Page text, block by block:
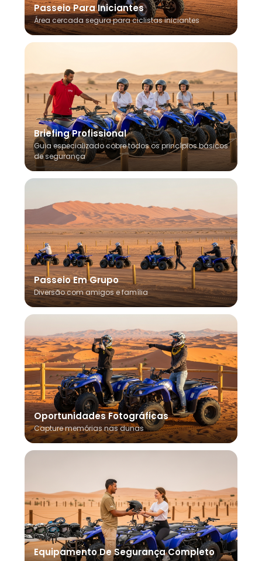
Passeio Para Iniciantes
Área cercada segura para ciclistas iniciantes
Briefing Profissional
Guia especializado cobre todos os princípios básicos
de segurança
Passeio Em Grupo
Diversão com amigos e família
Oportunidades Fotográficas
Capture memórias nas dunas
Equipamento De Segurança Completo